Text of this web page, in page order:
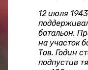
12 июля
батальон.
на участок
Тов. Годин
подпустив